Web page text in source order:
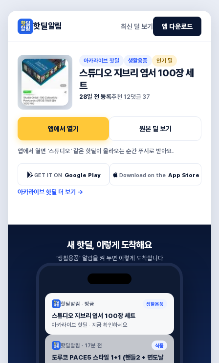
핫딜알림 최신 딜 보기 앱 다운로드
아카라이브 핫딜 생활용품 인기 딜
스튜디오 지브리 엽서 100장 세
트
28일 전 등록추천 12댓글 37
앱에서 열기 원본 딜 보기
앱에서 열면 '스튜디오' 같은 핫딜이 올라오는 순간 푸시로 받아요.
GET IT ON Google Play Download on the App Store
아카라이브 핫딜 더 보기 →
새 핫딜, 이렇게 도착해요
‘생활용품’ 알림을 켜 두면 이렇게 도착합니다
핫딜알림 · 방금 생활용품
스튜디오 지브리 엽서 100장 세트
아카라이브 핫딜 · 지금 확인하세요
핫딜알림 · 17분 전 식품
도루코 PACE5 스타일 1+1 (핸들2 + 면도날